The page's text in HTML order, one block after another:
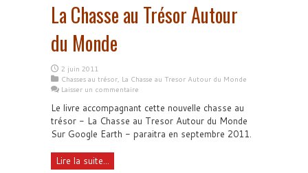
La Chasse au Trésor Autour
du Monde
2 juin 2011
Chasses au trésor, La Chasse au Tresor Autour du Monde
Laisser un commentaire
Le livre accompagnant cette nouvelle chasse au
trésor - La Chasse au Tresor Autour du Monde
Sur Google Earth - paraitra en septembre 2011.
Lire la suite...